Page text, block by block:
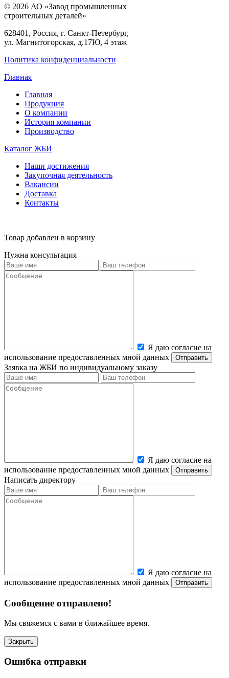
© 2026 АО «Завод промышленных
строительных деталей»
628401, Россия, г. Санкт-Петербург,
ул. Магнитогорская, д.17Ю, 4 этаж
Политика конфиденциальности
Главная
Главная
Продукция
О компании
История компании
Производство
Каталог ЖБИ
Наши достижения
Закупочная деятельность
Вакансии
Доставка
Контакты
Товар добавлен в корзину
Нужна консультация
Я даю согласие на
использование предоставленных мной данных
Заявка на ЖБИ по индивидуальному заказу
Я даю согласие на
использование предоставленных мной данных
Написать директору
Я даю согласие на
использование предоставленных мной данных
Сообщение отправлено!
Мы свяжемся с вами в ближайшее время.
Закрыть
Ошибка отправки